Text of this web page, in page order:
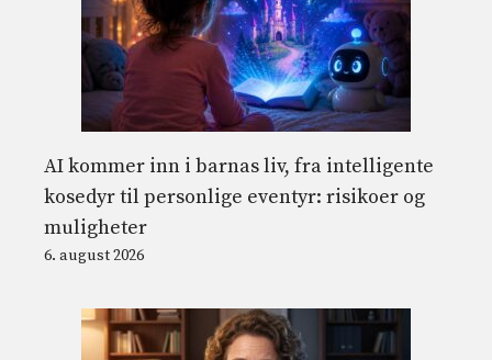
AI kommer inn i barnas liv, fra intelligente
kosedyr til personlige eventyr: risikoer og
muligheter
6. august 2026